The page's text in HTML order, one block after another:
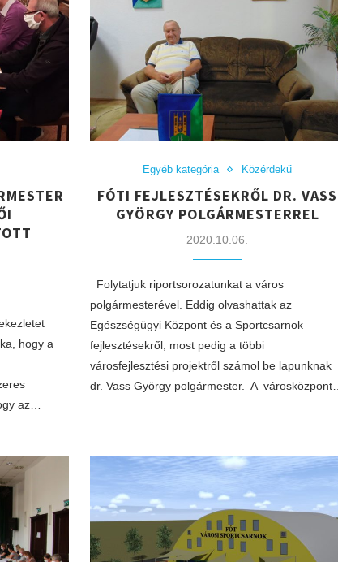
hogy a
az…
Egyéb kategória Közérdekű
FÓTI FEJLESZTÉSEKRŐL DR. VASS
GYÖRGY POLGÁRMESTERREL
2020.10.06.
Folytatjuk riportsorozatunkat a város
polgármesterével. Eddig olvashattak az
Egészségügyi Központ és a Sportcsarnok
fejlesztésekről, most pedig a többi
városfejlesztési projektről számol be lapunknak
dr. Vass György polgármester. A városközpont…